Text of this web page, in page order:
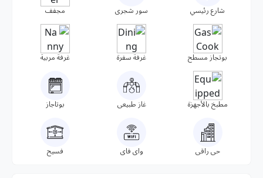
شارع رئيسي سور شجرى مجفف
بوتجاز مسطح غرفة سفرة غرفة مربية
مطبخ بالأجهزة غاز طبيعى بوتاجاز
حى راقى واى فاى فسيح